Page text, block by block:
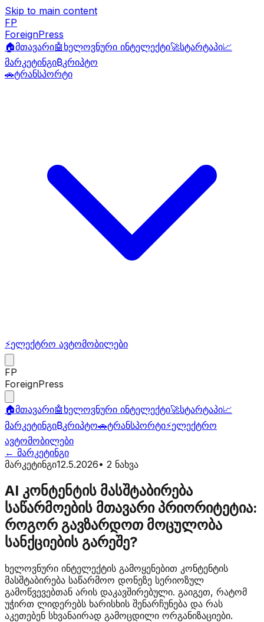
Skip to main content
FP
ForeignPress
🏠მთავარი🤖 ხელოვნური ინტელექტი🚀სტარტაპი📈
მარკეტინგი₿კრიპტო
🚗ტრანსპორტი
⚡ელექტრო ავტომობილები
FP
ForeignPress
🏠მთავარი🤖 ხელოვნური ინტელექტი🚀სტარტაპი📈
მარკეტინგი₿კრიპტო🚗ტრანსპორტი⚡ელექტრო
ავტომობილები
← მარკეტინგი
მარკეტინგი12.5.2026• 2 ნახვა
AI კონტენტის მასშტაბირება
საწარმოების მთავარი პრიორიტეტია:
როგორ გავზარდოთ მოცულობა
სანქციების გარეშე?
ხელოვნური ინტელექტის გამოყენებით კონტენტის
მასშტაბირება საწარმოო დონეზე სერიოზულ
გამოწვევებთან არის დაკავშირებული. გაიგეთ, რატომ
უჭირთ ლიდერებს ხარისხის შენარჩუნება და რას
აკეთებენ სხვანაირად გამოცდილი ორგანიზაციები.